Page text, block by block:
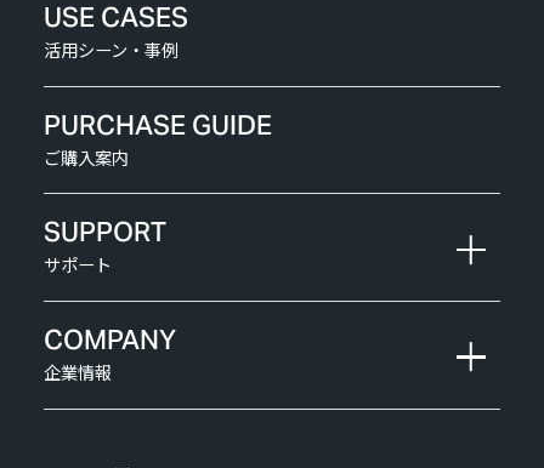
USE CASES
活用シーン・事例
PURCHASE GUIDE
ご購入案内
SUPPORT
サポート
COMPANY
企業情報